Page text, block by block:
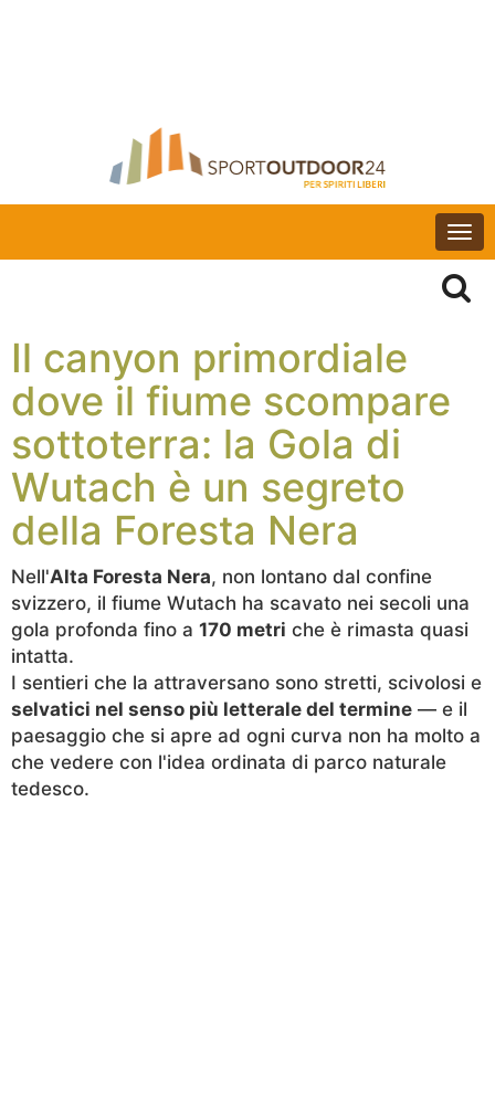
Il canyon primordiale
dove il fiume scompare
sottoterra: la Gola di
Wutach è un segreto
della Foresta Nera
Nell'Alta Foresta Nera, non lontano dal confine
svizzero, il fiume Wutach ha scavato nei secoli una
gola profonda fino a 170 metri che è rimasta quasi
intatta.
I sentieri che la attraversano sono stretti, scivolosi e
selvatici nel senso più letterale del termine — e il
paesaggio che si apre ad ogni curva non ha molto a
che vedere con l'idea ordinata di parco naturale
tedesco.